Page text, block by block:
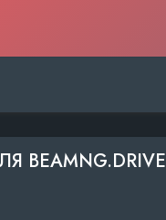
BEAMNG.DRIVE